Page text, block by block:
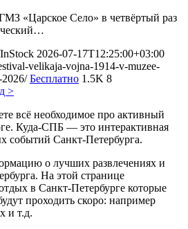
«Царское Село» в четвёртый раз
2026-07-17T12:25:00+03:00
velikaja-vojna-1914-v-muzee-
2026/ Бесплатно 1.5K 8
>
всё необходимое про активный
Куда-СПБ — это интерактивная
событий Санкт-Петербурга.
о лучших развлечениях и
На этой странице
в Санкт-Петербурге которые
проходить скоро: например
и т.д.